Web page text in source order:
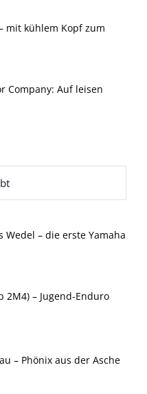
mit kühlem Kopf zum
Company: Auf leisen
Wedel – die erste Yamaha
2M4) – Jugend-Enduro
– Phönix aus der Asche